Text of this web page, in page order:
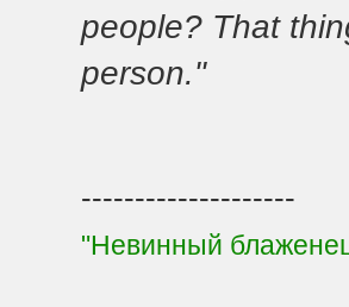
people? That
person."
--------------------
"Невинный